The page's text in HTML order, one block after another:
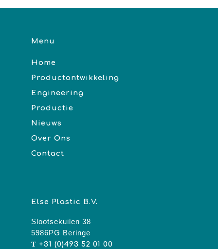
Menu
Home
Productontwikkeling
Engineering
Productie
Nieuws
Over Ons
Contact
Else Plastic B.V.
Slootsekuilen 38
5986PG Beringe
T +31 (0)493 52 01 00